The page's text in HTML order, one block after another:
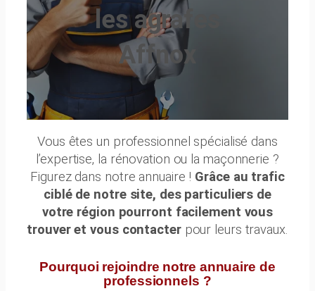
les agrafes
Affnox
Vous êtes un professionnel spécialisé dans
l’expertise, la rénovation ou la maçonnerie ?
Figurez dans notre annuaire ! Grâce au trafic
ciblé de notre site, des particuliers de
votre région pourront facilement vous
trouver et vous contacterpour leurs travaux.
Pourquoi rejoindre notre annuaire de
professionnels ?